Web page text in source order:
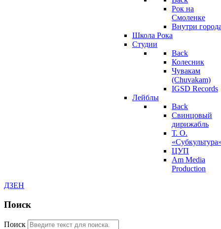
Рок на
Смоленке
Внутри
Школа Рока
Студии
Back
Колесник
Чувакам
(Chuvakam)
IGSD Records
Лейблы
Back
Свинцовый
дирижабль
Т. О.
ЦУП
Am Media
Production
ДЗЕН
Поиск
Поиск